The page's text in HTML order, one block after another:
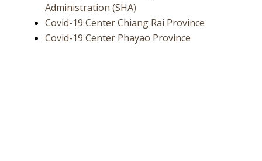
Administration (SHA)
Covid-19 Center Chiang Rai Province
Covid-19 Center Phayao Province